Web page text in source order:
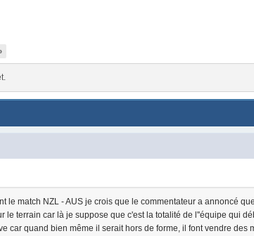
le match NZL - AUS je crois que le commentateur a annoncé
le terrain car là je suppose que c'est la totalité de l''équipe qui
car quand bien même il serait hors de forme, il font vendre des